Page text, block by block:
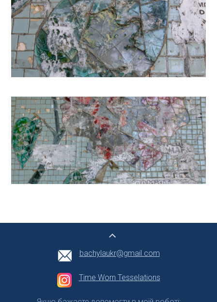
bachylaukr@gmail.com
Time Worn Tesselations